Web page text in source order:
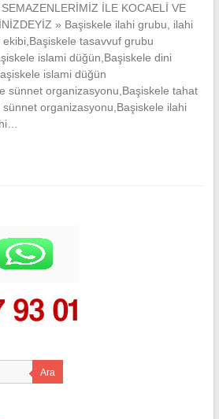
İLE KOCAELİ VE
» Başiskele ilahi grubu, ilahi
tasavvuf grubu
islami düğün,Başiskele dini
islami düğün
sünnet organizasyonu,Başiskele tahat
organizasyonu,Başiskele ilahi
Ara